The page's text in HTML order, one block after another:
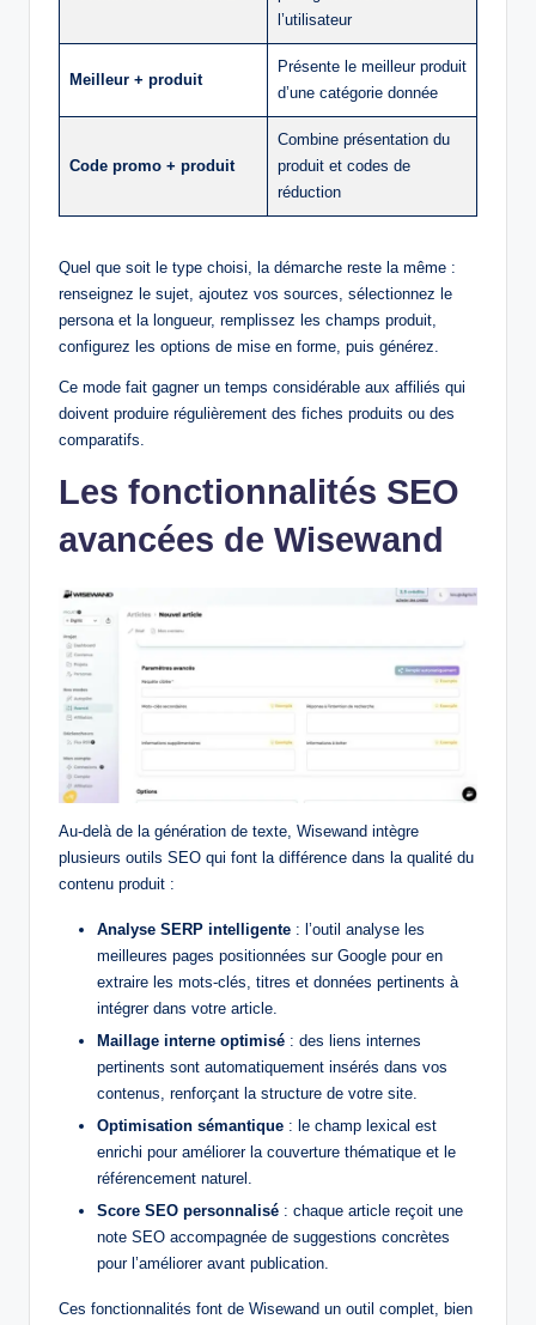
l’utilisateur
Meilleur + produit
Présente le meilleur produit
d’une catégorie donnée
Code promo + produit
Combine présentation du
produit et codes de
réduction
Quel que soit le type choisi, la démarche reste la même :
renseignez le sujet, ajoutez vos sources, sélectionnez le
persona et la longueur, remplissez les champs produit,
configurez les options de mise en forme, puis générez.
Ce mode fait gagner un temps considérable aux affiliés qui
doivent produire régulièrement des fiches produits ou des
comparatifs.
Les fonctionnalités SEO
avancées de Wisewand
Au-delà de la génération de texte, Wisewand intègre
plusieurs outils SEO qui font la différence dans la qualité du
contenu produit :
Analyse SERP intelligente : l’outil analyse les
meilleures pages positionnées sur Google pour en
extraire les mots-clés, titres et données pertinents à
intégrer dans votre article.
Maillage interne optimisé : des liens internes
pertinents sont automatiquement insérés dans vos
contenus, renforçant la structure de votre site.
Optimisation sémantique : le champ lexical est
enrichi pour améliorer la couverture thématique et le
référencement naturel.
Score SEO personnalisé : chaque article reçoit une
note SEO accompagnée de suggestions concrètes
pour l’améliorer avant publication.
Ces fonctionnalités font de Wisewand un outil complet, bien